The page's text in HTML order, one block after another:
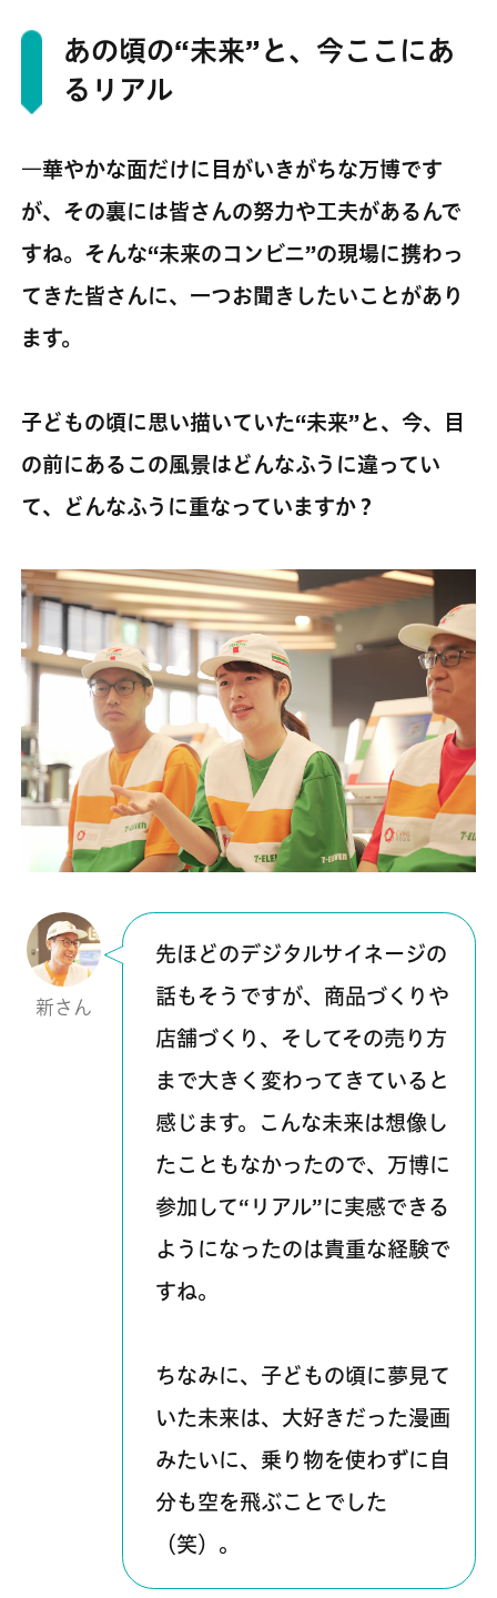
あの頃の“未来”と、今ここにあ
るリアル
―華やかな面だけに目がいきがちな万博です
が、その裏には皆さんの努力や工夫があるんで
すね。そんな“未来のコンビニ”の現場に携わっ
てきた皆さんに、一つお聞きしたいことがあり
ます。
子どもの頃に思い描いていた“未来”と、今、目
の前にあるこの風景はどんなふうに違ってい
て、どんなふうに重なっていますか？
新さん
先ほどのデジタルサイネージの
話もそうですが、商品づくりや
店舗づくり、そしてその売り方
まで大きく変わってきていると
感じます。こんな未来は想像し
たこともなかったので、万博に
参加して“リアル”に実感できる
ようになったのは貴重な経験で
すね。
ちなみに、子どもの頃に夢見て
いた未来は、大好きだった漫画
みたいに、乗り物を使わずに自
分も空を飛ぶことでした
（笑）。